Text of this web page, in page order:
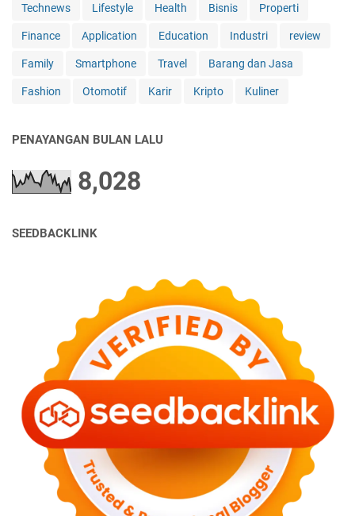
p
Technews Lifestyle Health Bisnis Properti
Finance Application Education Industri review
Family Smartphone Travel Barang dan Jasa
Fashion Otomotif Karir Kripto Kuliner
PENAYANGAN BULAN LALU
8,028
SEEDBACKLINK